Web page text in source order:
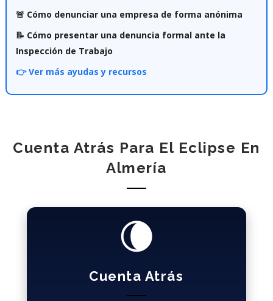
🚨 Cómo denunciar una empresa de forma anónima
📝 Cómo presentar una denuncia formal ante la
Inspección de Trabajo
👉 Ver más ayudas y recursos
Cuenta Atrás Para El Eclipse En
Almería
🌘
Cuenta Atrás